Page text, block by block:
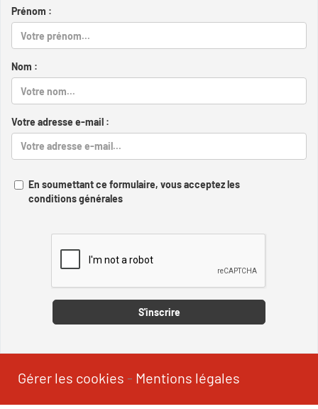
Prénom :
Nom :
Votre adresse e-mail :
En soumettant ce formulaire, vous acceptez les
conditions générales
S'inscrire
Gérer les cookies - Mentions légales